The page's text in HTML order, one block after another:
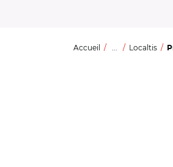
Accueil ... Localtis